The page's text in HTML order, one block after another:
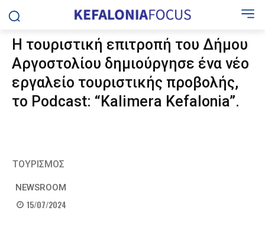
Η τουριστική επιτροπή του Δήμου
Αργοστολίου δημιούργησε ένα νέο
εργαλείο τουριστικής προβολής,
το Podcast: “Kalimera Kefalonia”.
ΤΟΥΡΙΣΜΟΣ
NEWSROOM
15/07/2024